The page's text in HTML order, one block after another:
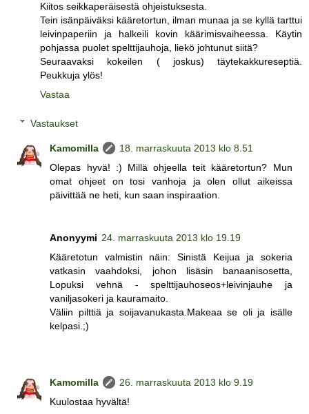
Kiitos seikkaperäisestä ohjeistuksesta.
Tein isänpäiväksi kääretortun, ilman munaa ja se kyllä tarttui
leivinpaperiin ja halkeili kovin käärimisvaiheessa. Käytin
pohjassa puolet spelttijauhoja, liekö johtunut siitä?
Seuraavaksi kokeilen ( joskus) täytekakkureseptiä.
Peukkuja ylös!
Vastaa
Vastaukset
Kamomilla
18. marraskuuta 2013 klo 8.51
Olepas hyvä! :) Millä ohjeella teit kääretortun? Mun
omat ohjeet on tosi vanhoja ja olen ollut aikeissa
päivittää ne heti, kun saan inspiraation.
Anonyymi 24. marraskuuta 2013 klo 19.19
Kääretotun valmistin näin: Sinistä Keijua ja sokeria
vatkasin vaahdoksi, johon lisäsin banaanisosetta,
Lopuksi vehnä - spelttijauhoseos+leivinjauhe ja
vaniljasokeri ja kauramaito.
Väliin pilttiä ja soijavanukasta.Makeaa se oli ja isälle
kelpasi.;)
Kamomilla
26. marraskuuta 2013 klo 9.19
Kuulostaa hyvältä!